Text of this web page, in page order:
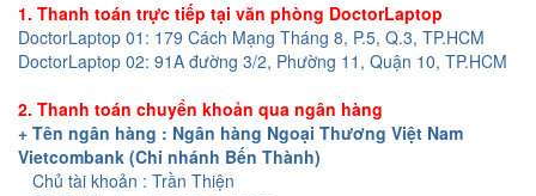
1. Thanh toán trực tiếp tại văn phòng DoctorLaptop
DoctorLaptop 01: 179 Cách Mạng Tháng 8, P.5, Q.3, TP.HCM
DoctorLaptop 02: 91A đường 3/2, Phường 11, Quận 10, TP.HCM
2. Thanh toán chuyển khoản qua ngân hàng
+ Tên ngân hàng : Ngân hàng Ngoại Thương Việt Nam
Vietcombank (Chi nhánh Bến Thành)
Chủ tài khoản : Trần Thiện